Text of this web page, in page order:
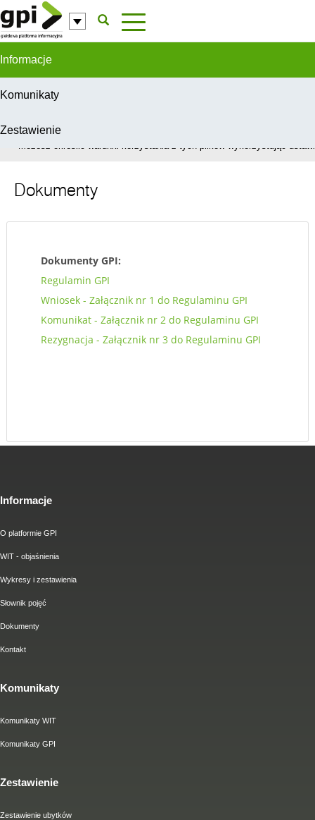
Przejdź do komentarzy
Informacje
Komunikaty
Zestawienie
W celu świadczenia usług na najwyższym poziomie, serwis GPI
Możesz określić warunki korzystania z tych plików wykorzystując
Dokumenty
Dokumenty GPI:
Regulamin GPI
Wniosek - Załącznik nr 1 do Regulaminu GPI
Komunikat - Załącznik nr 2 do Regulaminu GPI
Rezygnacja - Załącznik nr 3 do Regulaminu GPI
Informacje
O platformie GPI
WIT - objaśnienia
Wykresy i zestawienia
Słownik pojęć
Dokumenty
Kontakt
Komunikaty
Komunikaty WIT
Komunikaty GPI
Zestawienie
Zestawienie ubytków